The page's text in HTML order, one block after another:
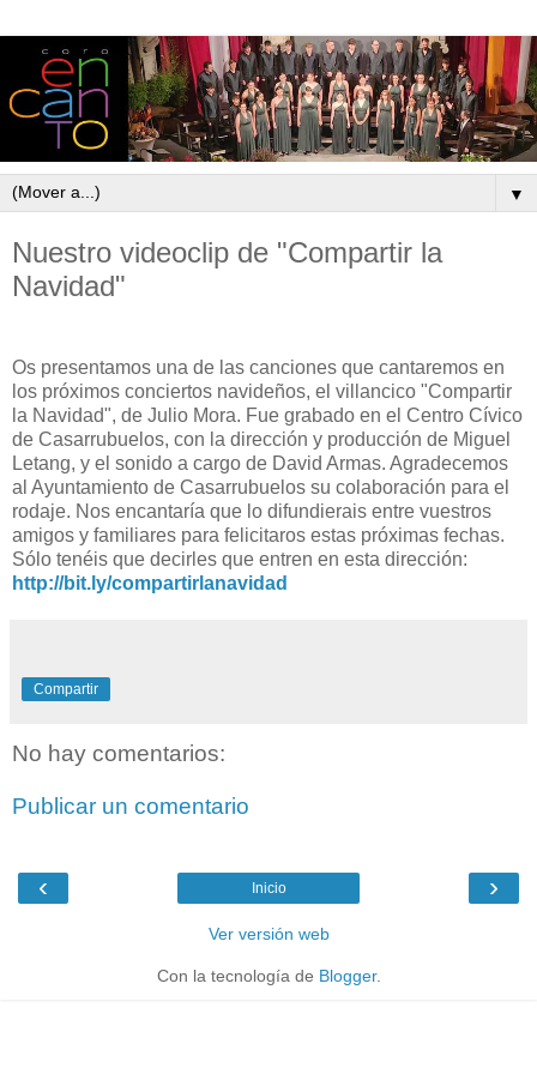
▼
Nuestro videoclip de "Compartir la
Navidad"
Os presentamos una de las canciones que cantaremos en
los próximos conciertos navideños, el villancico "Compartir
la Navidad", de Julio Mora. Fue grabado en el Centro Cívico
de Casarrubuelos, con la dirección y producción de Miguel
Letang, y el sonido a cargo de David Armas. Agradecemos
al Ayuntamiento de Casarrubuelos su colaboración para el
rodaje. Nos encantaría que lo difundierais entre vuestros
amigos y familiares para felicitaros estas próximas fechas.
Sólo tenéis que decirles que entren en esta dirección:
http://bit.ly/compartirlanavidad
Compartir
No hay comentarios:
Publicar un comentario
‹ ›
Inicio
Ver versión web
Con la tecnología de Blogger.